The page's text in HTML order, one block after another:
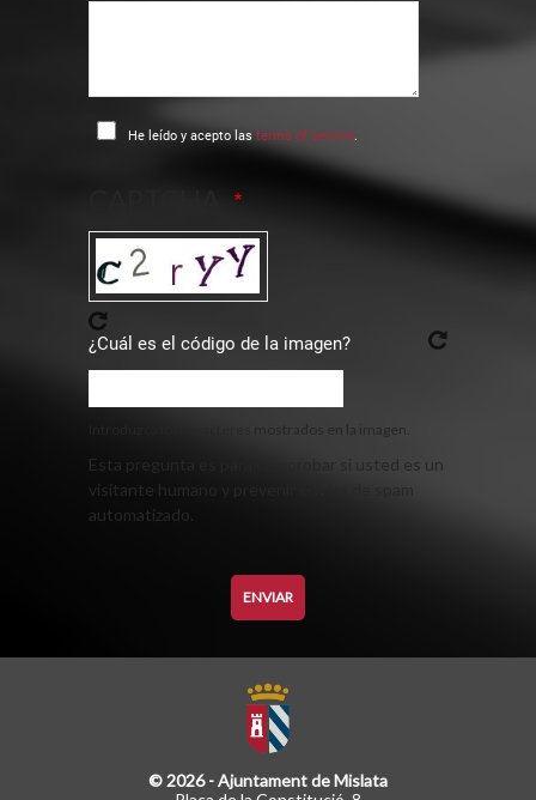
He leído y acepto las terms of service.
¿Cuál es el código de la imagen?
Introduzca los caracteres mostrados en la imagen.
Esta pregunta es para comprobar si usted es un
visitante humano y prevenir envíos de spam
automatizado.
© 2026 - Ajuntament de Mislata